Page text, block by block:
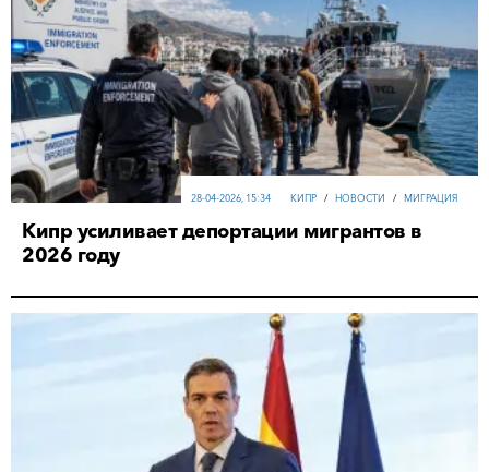
КИПР / НОВОСТИ / МИГРАЦИЯ
28-04-2026, 15:34
Кипр усиливает депортации мигрантов в
2026 году